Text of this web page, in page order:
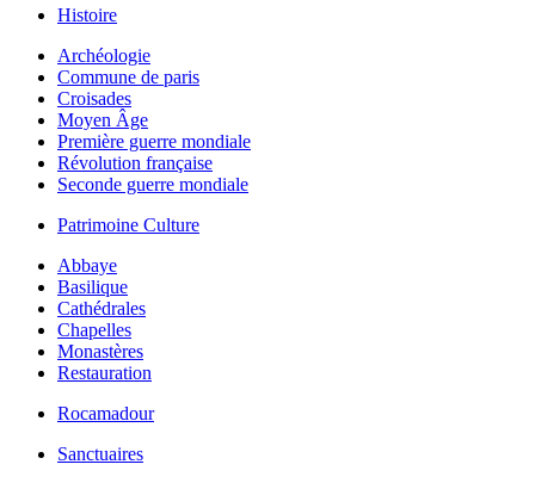
Histoire
Archéologie
Commune de paris
Croisades
Moyen Âge
Première guerre mondiale
Révolution française
Seconde guerre mondiale
Patrimoine Culture
Abbaye
Basilique
Cathédrales
Chapelles
Monastères
Restauration
Rocamadour
Sanctuaires